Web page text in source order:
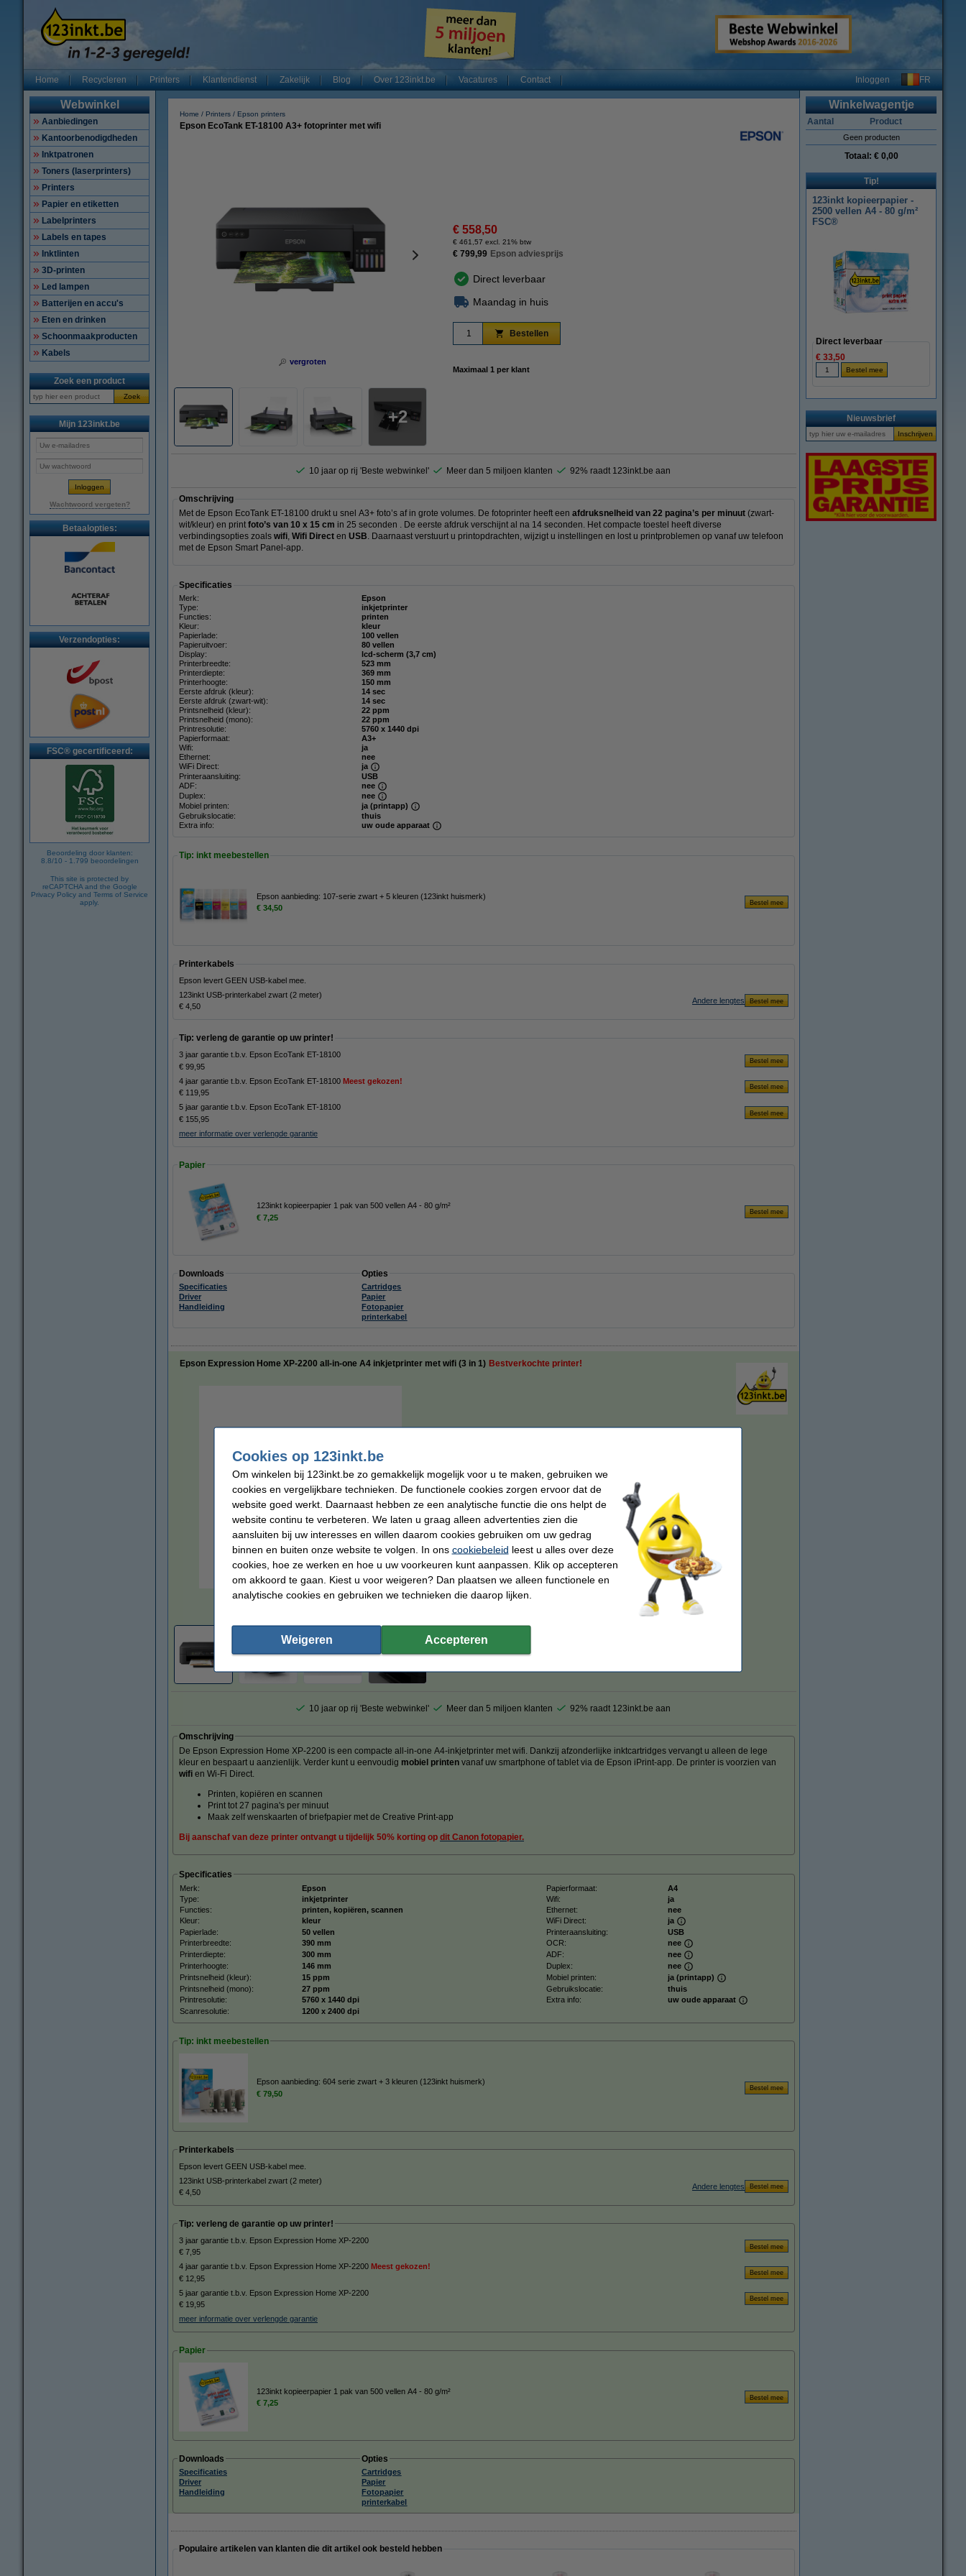
Home Recycleren Printers Klantendienst Zakelijk Blog Over 123inkt.be Vacatures Contact Inloggen FR
Webwinkel
Aanbiedingen
Kantoorbenodigdheden
Inktpatronen
Toners (laserprinters)
Printers
Papier en etiketten
Labelprinters
Labels en tapes
Inktlinten
3D-printen
Led lampen
Batterijen en accu's
Eten en drinken
Schoonmaakproducten
Kabels
Zoek een product
Zoek
Mijn 123inkt.be
Wachtwoord vergeten?
Betaalopties:
Verzendopties:
FSC® gecertificeerd:
Beoordeling door klanten:
8.8/10 - 1.799 beoordelingen
This site is protected by
reCAPTCHA and the Google
Privacy Policy and Terms of Service
apply.
Home Printers Epson printers
Epson EcoTank ET-18100 A3+ fotoprinter met wifi
vergroten vergroten
2
€ 558,50
€ 461,57 excl. 21% btw
€ 799,99 Epson adviesprijs
Direct leverbaar
Maandag in huis
Bestellen
Maximaal 1 per klant
10 jaar op rij 'Beste webwinkel' Meer dan 5 miljoen klanten 92% raadt 123inkt.be aan
Omschrijving
Met de Epson EcoTank ET-18100 drukt u snel A3+ foto’s af in grote volumes. De fotoprinter heeft een afdruksnelheid van 22 pagina’s per minuut (zwart-
wit/kleur) en print foto’s van 10 x 15 cm in 25 seconden . De eerste afdruk verschijnt al na 14 seconden. Het compacte toestel heeft diverse
verbindingsopties zoals wifi, Wifi Direct en USB. Daarnaast verstuurt u printopdrachten, wijzigt u instellingen en lost u printproblemen op vanaf uw telefoon
met de Epson Smart Panel-app.
Specificaties
Merk:
Epson
Type:
inkjetprinter
Functies:
printen
Kleur:
kleur
Papierlade:
100 vellen
Papieruitvoer:
80 vellen
Display:
lcd-scherm (3,7 cm)
Printerbreedte:
523 mm
Printerdiepte:
369 mm
Printerhoogte:
150 mm
Eerste afdruk (kleur):
14 sec
Eerste afdruk (zwart-wit):
14 sec
Printsnelheid (kleur):
22 ppm
Printsnelheid (mono):
22 ppm
Printresolutie:
5760 x 1440 dpi
Papierformaat:
A3+
Wifi:
ja
Ethernet:
nee
WiFi Direct:
ja
Printeraansluiting:
USB
ADF:
nee
Duplex:
nee
Mobiel printen:
ja (printapp)
Gebruikslocatie:
thuis
Extra info:
uw oude apparaat
Tip: inkt meebestellen
Epson aanbieding: 107-serie zwart + 5 kleuren (123inkt huismerk)
€ 34,50
Printerkabels
Epson levert GEEN USB-kabel mee.
123inkt USB-printerkabel zwart (2 meter)
€ 4,50
Andere lengtes
Tip: verleng de garantie op uw printer!
3 jaar garantie t.b.v. Epson EcoTank ET-18100
€ 99,95
4 jaar garantie t.b.v. Epson EcoTank ET-18100 Meest gekozen!
€ 119,95
5 jaar garantie t.b.v. Epson EcoTank ET-18100
€ 155,95
meer informatie over verlengde garantie
Papier
123inkt kopieerpapier 1 pak van 500 vellen A4 - 80 g/m²
€ 7,25
Downloads
Specificaties
Driver
Handleiding
Opties
Cartridges
Papier
Fotopapier
printerkabel
Epson Expression Home XP-2200 all-in-one A4 inkjetprinter met wifi (3 in 1) Bestverkochte printer!
vergroten
1
€ 37,50
€ 30,99 excl. 21% btw
Direct leverbaar
Maandag in huis
Bestellen
Maximaal 1 per klant
10 jaar op rij 'Beste webwinkel' Meer dan 5 miljoen klanten 92% raadt 123inkt.be aan
Omschrijving
De Epson Expression Home XP-2200 is een compacte all-in-one A4-inkjetprinter met wifi. Dankzij afzonderlijke inktcartridges vervangt u alleen de lege
kleur en bespaart u aanzienlijk. Verder kunt u eenvoudig mobiel printen vanaf uw smartphone of tablet via de Epson iPrint-app. De printer is voorzien van
wifi en Wi-Fi Direct.
Printen, kopiëren en scannen
Print tot 27 pagina's per minuut
Maak zelf wenskaarten of briefpapier met de Creative Print-app
Bij aanschaf van deze printer ontvangt u tijdelijk 50% korting op dit Canon fotopapier.
Specificaties
Merk: Epson Papierformaat:
A4
Type:
inkjetprinter Wifi:
ja
Functies:
printen, kopiëren, scannen Ethernet:
nee
Kleur:
kleur WiFi Direct:
ja
Papierlade:
50 vellen Printeraansluiting:
USB
Printerbreedte:
390 mm OCR:
nee
Printerdiepte:
300 mm ADF:
nee
Printerhoogte:
146 mm Duplex:
nee
Printsnelheid (kleur):
15 ppm Mobiel printen:
ja (printapp)
Printsnelheid (mono):
27 ppm Gebruikslocatie:
thuis
Printresolutie:
5760 x 1440 dpi Extra info:
uw oude apparaat
Scanresolutie:
1200 x 2400 dpi
Tip: inkt meebestellen
Epson aanbieding: 604 serie zwart + 3 kleuren (123inkt huismerk)
€ 79,50
Printerkabels
Epson levert GEEN USB-kabel mee.
123inkt USB-printerkabel zwart (2 meter)
€ 4,50
Andere lengtes
Tip: verleng de garantie op uw printer!
3 jaar garantie t.b.v. Epson Expression Home XP-2200
€ 7,95
4 jaar garantie t.b.v. Epson Expression Home XP-2200 Meest gekozen!
€ 12,95
5 jaar garantie t.b.v. Epson Expression Home XP-2200
€ 19,95
meer informatie over verlengde garantie
Papier
123inkt kopieerpapier 1 pak van 500 vellen A4 - 80 g/m²
€ 7,25
Downloads
Specificaties
Driver
Handleiding
Opties
Cartridges
Papier
Fotopapier
printerkabel
Populaire artikelen van klanten die dit artikel ook besteld hebben
Winkelwagentje
Aantal Product
Geen producten
Totaal: € 0,00
Tip!
123inkt kopieerpapier -
2500 vellen A4 - 80 g/m²
FSC®
Direct leverbaar
€ 33,50
Nieuwsbrief
Cookies op 123inkt.be
Om winkelen bij 123inkt.be zo gemakkelijk mogelijk voor u te maken, gebruiken we
cookies en vergelijkbare technieken. De functionele cookies zorgen ervoor dat de
website goed werkt. Daarnaast hebben ze een analytische functie die ons helpt de
website continu te verbeteren. We laten u graag alleen advertenties zien die
aansluiten bij uw interesses en willen daarom cookies gebruiken om uw gedrag
binnen en buiten onze website te volgen. In ons cookiebeleid leest u alles over deze
cookies, hoe ze werken en hoe u uw voorkeuren kunt aanpassen. Klik op accepteren
om akkoord te gaan. Kiest u voor weigeren? Dan plaatsen we alleen functionele en
analytische cookies en gebruiken we technieken die daarop lijken.
Weigeren Accepteren